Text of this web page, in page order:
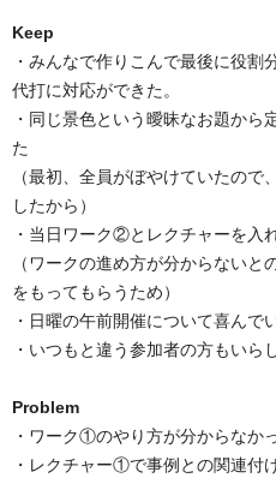
Keep
・みんなで作りこんで最後に役割
代打に対応ができた。
・同じ景色という曖昧なお題か
た
（最初、全員がぼやけていたので
したから）
・当日ワーク②とレクチャーを入
（ワークの進め方が分からない
をもってもらうため）
・日曜の午前開催について喜んで
・いつもと違う参加者の方もいら
Problem
・ワーク①のやり方が分からなか
・レクチャー①で事例との関連付